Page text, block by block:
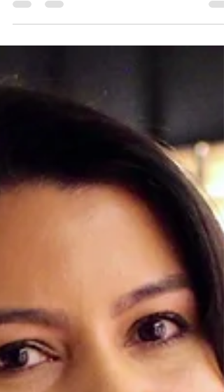
bom exemplo para minhas sobrinhas. Com café,...